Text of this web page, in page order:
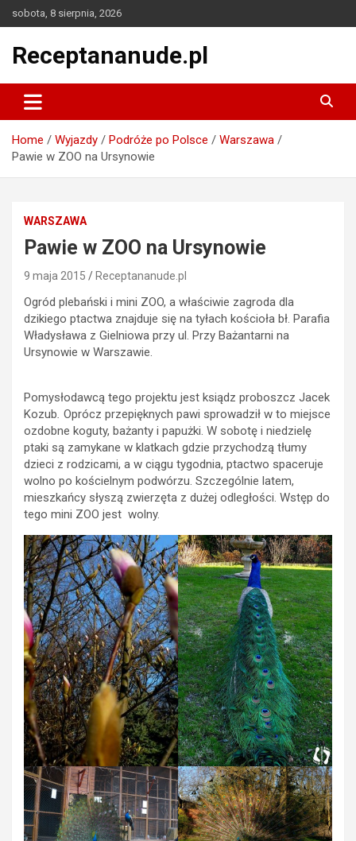
to
sobota, 8 sierpnia, 2026
Receptananude.pl
Home Wyjazdy Podróże po Polsce
Warszawa
Pawie w ZOO na Ursynowie
WARSZAWA
Pawie w ZOO na Ursynowie
9 maja 2015 Receptananude.pl
Ogród plebański i mini ZOO, a właściwie zagroda dla
dzikiego ptactwa znajduje się na tyłach kościoła bł. Parafia
Władysława z Gielniowa przy ul. Przy Bażantarni na
Ursynowie w Warszawie.
Pomysłodawcą tego projektu jest ksiądz proboszcz Jacek
Kozub. Oprócz przepięknych pawi sprowadził w to miejsce
ozdobne koguty, bażanty i papużki. W sobotę i niedzielę
ptaki są zamykane w klatkach gdzie przychodzą tłumy
dzieci z rodzicami, a w ciągu tygodnia, ptactwo spaceruje
wolno po kościelnym podwórzu. Szczególnie latem,
mieszkańcy słyszą zwierzęta z dużej odległości. Wstęp do
tego mini ZOO jest wolny.